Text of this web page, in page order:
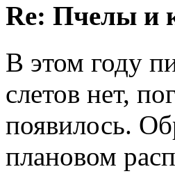
Re: Пчелы и
В этом году
слетов нет,
появилось.
плановом